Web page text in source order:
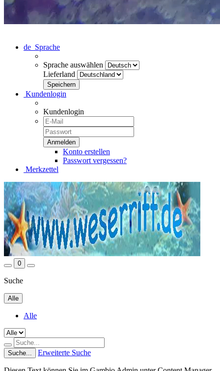
de Sprache
Sprache auswählen
Lieferland
Kundenlogin
Kundenlogin
Konto erstellen
Passwort vergessen?
Merkzettel
0
Suche
Alle
Alle
Suche... Erweiterte Suche